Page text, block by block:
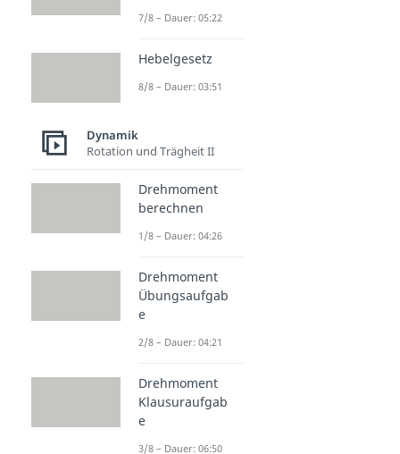
7/8 – Dauer: 05:22
Hebelgesetz
8/8 – Dauer: 03:51
Dynamik
Rotation und Trägheit II
Drehmoment
berechnen
1/8 – Dauer: 04:26
Drehmoment
Übungsaufgab
e
2/8 – Dauer: 04:21
Drehmoment
Klausuraufgab
e
3/8 – Dauer: 06:50